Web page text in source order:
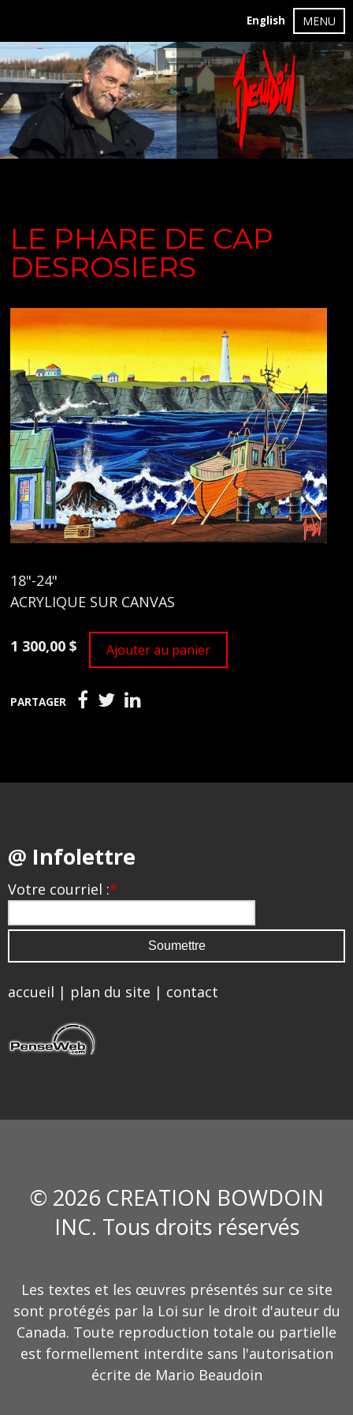
English MENU
LE PHARE DE CAP
DESROSIERS
18"-24"
ACRYLIQUE SUR CANVAS
1 300,00 $ Ajouter au panier
PARTAGER
@ Infolettre
Votre courriel :*
accueil | plan du site | contact
© 2026 CREATION BOWDOIN
INC. Tous droits réservés
Les textes et les œuvres présentés sur ce site
sont protégés par la Loi sur le droit d'auteur du
Canada. Toute reproduction totale ou partielle
est formellement interdite sans l'autorisation
écrite de Mario Beaudoin